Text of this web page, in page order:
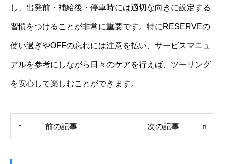
し、出発前・補給後・停車時には適切な向きに設定する
習慣をつけることが非常に重要です。特にRESERVEの
使い過ぎやOFFの忘れには注意を払い、サービスマニュ
アルを参考にしながら日々のケアを行えば、ツーリング
を安心して楽しむことができます。
前の記事 次の記事